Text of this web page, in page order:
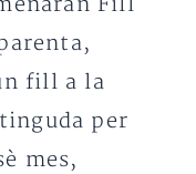
fill a la
per
mes,